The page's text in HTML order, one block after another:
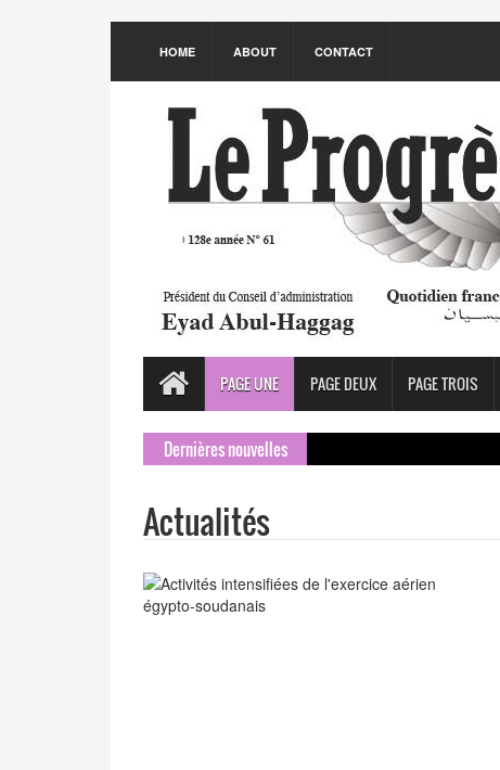
HOME ABOUT CONTACT
PAGE UNE PAGE DEUX PAGE TROIS
Dernières nouvelles
Actualités